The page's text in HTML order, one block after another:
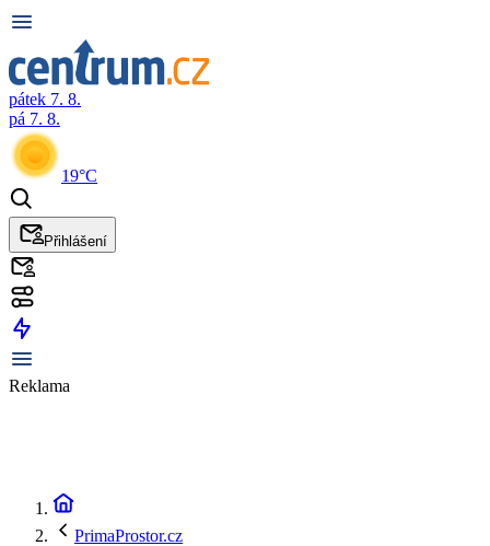
pátek 7. 8.
pá 7. 8.
19°C
Přihlášení
Reklama
PrimaProstor.cz